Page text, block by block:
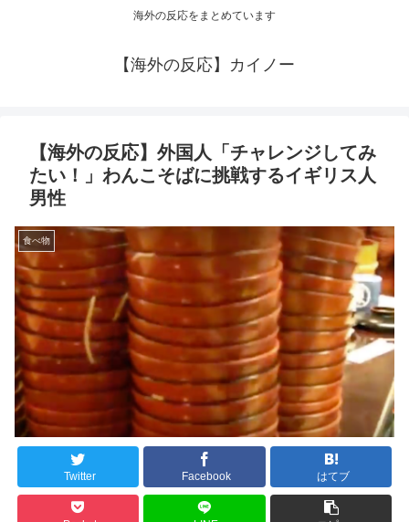
海外の反応をまとめています
【海外の反応】カイノー
【海外の反応】外国人「チャレンジしてみ
たい！」わんこそばに挑戦するイギリス人
男性
食べ物
Twitter Facebook はてブ